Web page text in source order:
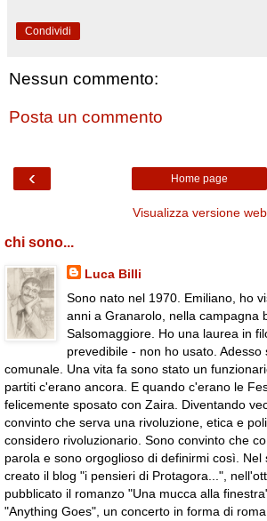
Condividi
Nessun commento:
Posta un commento
‹ Home page
Visualizza versione web
chi sono...
Luca Billi
Sono nato nel 1970. Emiliano, ho
anni a Granarolo, nella campagna
Salsomaggiore. Ho una laurea in
prevedibile - non ho usato.
comunale. Una vita fa sono stato un
partiti c'erano ancora. E quando c'erano le
felicemente sposato con Zaira. Diventando
convinto che serva una rivoluzione, etica e
considero rivoluzionario. Sono convinto che
parola e sono orgoglioso di definirmi così. Nel
creato il blog "i pensieri di Protagora...",
pubblicato il romanzo "Una mucca alla
"Anything Goes", un concerto in forma di